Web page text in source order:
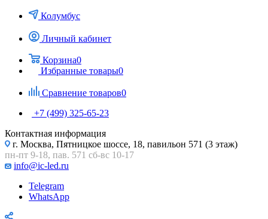
Колумбус
Личный кабинет
Корзина0
Избранные товары0
Сравнение товаров0
+7 (499) 325-65-23
Контактная информация
г. Москва, Пятницкое шоссе, 18, павильон 571 (3 этаж)
пн-пт 9-18, пав. 571 сб-вс 10-17
info@ic-led.ru
Telegram
WhatsApp